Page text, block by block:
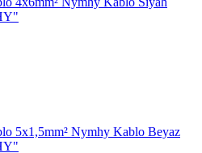
5x1,5mm² Nymhy Kablo Beyaz